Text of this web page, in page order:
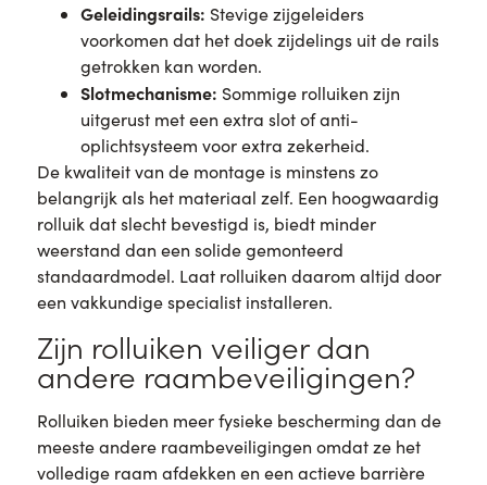
Geleidingsrails: Stevige zijgeleiders
voorkomen dat het doek zijdelings uit de rails
getrokken kan worden.
Slotmechanisme: Sommige rolluiken zijn
uitgerust met een extra slot of anti-
oplichtsysteem voor extra zekerheid.
De kwaliteit van de montage is minstens zo
belangrijk als het materiaal zelf. Een hoogwaardig
rolluik dat slecht bevestigd is, biedt minder
weerstand dan een solide gemonteerd
standaardmodel. Laat rolluiken daarom altijd door
een vakkundige specialist installeren.
Zijn rolluiken veiliger dan
andere raambeveiligingen?
Rolluiken bieden meer fysieke bescherming dan de
meeste andere raambeveiligingen omdat ze het
volledige raam afdekken en een actieve barrière